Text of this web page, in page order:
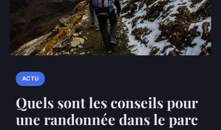
ACTU
Quels sont les conseils pour
une randonnée dans le parc